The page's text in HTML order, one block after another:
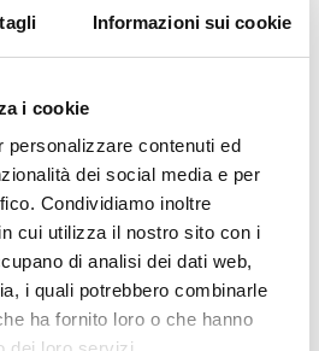
Informazioni sui cookie
i cookie
personalizzare contenuti ed
dei social media e per
Condividiamo inoltre
cui utilizza il nostro sito con i
di analisi dei dati web,
i quali potrebbero combinarle
ha fornito loro o che hanno
Superiore per Mediatori
un Corso di Studi Superiori di durata
in “Scienze della Mediazione
prevede due lingue
ed una terza lingua, come
eTedesco.